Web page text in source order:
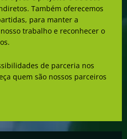
Também oferecemos
para manter a
trabalho e reconhecer o
de parceria nos
quem são nossos parceiros